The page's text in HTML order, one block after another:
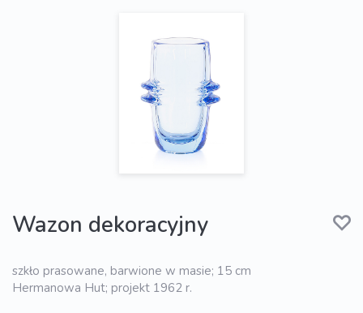
Wazon dekoracyjny
szkło prasowane, barwione w masie; 15 cm
Hermanowa Hut; projekt 1962 r.